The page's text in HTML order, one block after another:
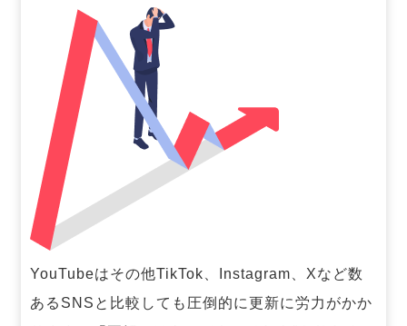
YouTubeはその他TikTok、Instagram、Xなど数
あるSNSと比較しても圧倒的に更新に労力がかか